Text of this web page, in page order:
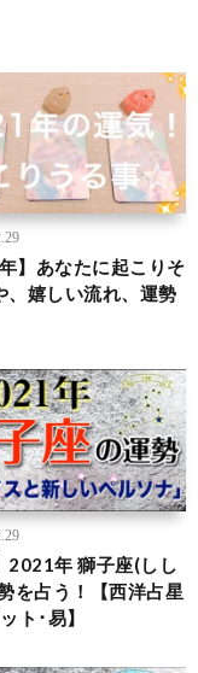
】あなたに起こりそ
、嬉しい流れ、運勢
2021年 獅子座(しし
を占う！【西洋占星
ト･易】